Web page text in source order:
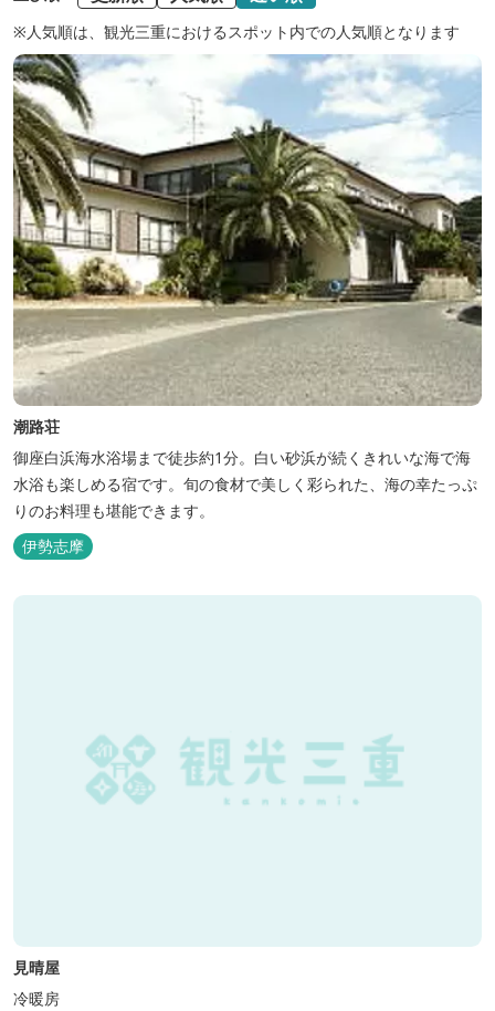
※人気順は、観光三重におけるスポット内での人気順となります
潮路荘
御座白浜海水浴場まで徒歩約1分。白い砂浜が続くきれいな海で海
水浴も楽しめる宿です。旬の食材で美しく彩られた、海の幸たっぷ
りのお料理も堪能できます。
伊勢志摩
見晴屋
冷暖房